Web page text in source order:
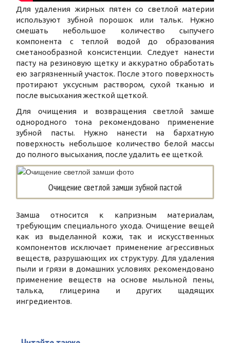
Для удаления жирных пятен со светлой материи
используют зубной порошок или тальк. Нужно
смешать небольшое количество сыпучего
компонента с теплой водой до образования
сметанообразной консистенции. Следует нанести
пасту на резиновую щетку и аккуратно обработать
ею загрязненный участок. После этого поверхность
протирают уксусным раствором, сухой тканью и
после высыхания жесткой щеткой.
Для очищения и возвращения светлой замше
однородного тона рекомендовано применение
зубной пасты. Нужно нанести на бархатную
поверхность небольшое количество белой массы
до полного высыхания, после удалить ее щеткой.
Очищение светлой замши зубной пастой
Замша относится к капризным материалам,
требующим специального ухода. Очищение вещей
как из выделанной кожи, так и искусственных
компонентов исключает применение агрессивных
веществ, разрушающих их структуру. Для удаления
пыли и грязи в домашних условиях рекомендовано
применение веществ на основе мыльной пены,
талька, глицерина и других щадящих
ингредиентов.